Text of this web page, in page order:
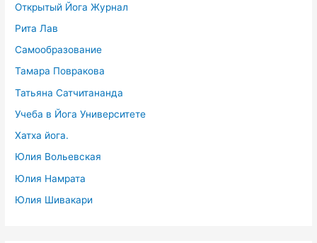
Открытый Йога Журнал
Рита Лав
Самообразование
Тамара Повракова
Татьяна Сатчитананда
Учеба в Йога Университете
Хатха йога.
Юлия Вольевская
Юлия Намрата
Юлия Шивакари